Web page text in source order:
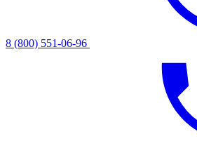
8 (800) 551-06-96